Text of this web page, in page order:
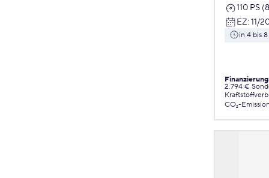
110 PS
EZ: 11/
in 4 bis
2.794 €
CO₂-